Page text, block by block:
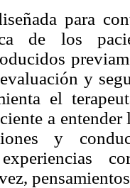
para
de los
y
el
a
y